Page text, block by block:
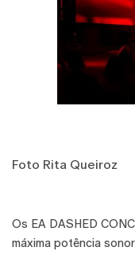
Foto Rita Queiroz
Os EA DASHED
máxima potência